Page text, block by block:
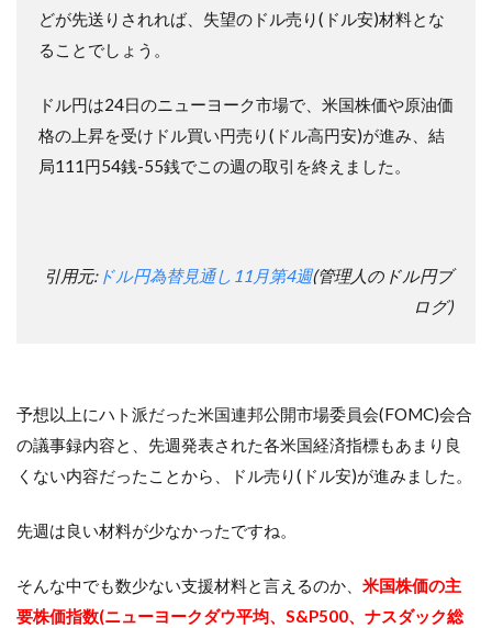
どが先送りされれば、失望のドル売り(ドル安)材料とな
ることでしょう。
ドル円は24日のニューヨーク市場で、米国株価や原油価
格の上昇を受けドル買い円売り(ドル高円安)が進み、結
局111円54銭-55銭でこの週の取引を終えました。
引用元:ドル円為替見通し11月第4週(管理人のドル円ブ
ログ)
予想以上にハト派だった米国連邦公開市場委員会(FOMC)会合
の議事録内容と、先週発表された各米国経済指標もあまり良
くない内容だったことから、ドル売り(ドル安)が進みました。
先週は良い材料が少なかったですね。
そんな中でも数少ない支援材料と言えるのか、 米国株価の主
要株価指数(ニューヨークダウ平均、S&P500、ナスダック総